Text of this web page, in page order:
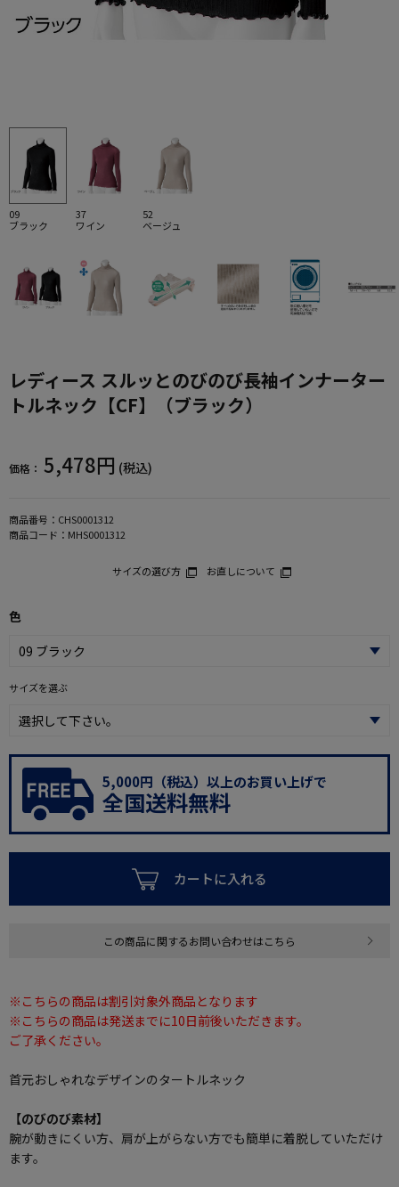
09
ブラック
37
ワイン
52
ベージュ
レディース スルッとのびのび長袖インナーター
トルネック【CF】（ブラック）
価格： 5,478円 (税込)
商品番号： CHS0001312
商品コード： MHS0001312
サイズの選び方 お直しについて
色
サイズを選ぶ
5,000円（税込）以上のお買い上げで
全国送料無料
カートに入れる
この商品に関するお問い合わせはこちら
※こちらの商品は割引対象外商品となります
※こちらの商品は発送までに10日前後いただきます。
ご了承ください。
首元おしゃれなデザインのタートルネック
【のびのび素材】
腕が動きにくい方、肩が上がらない方でも簡単に着脱していただけ
ます。